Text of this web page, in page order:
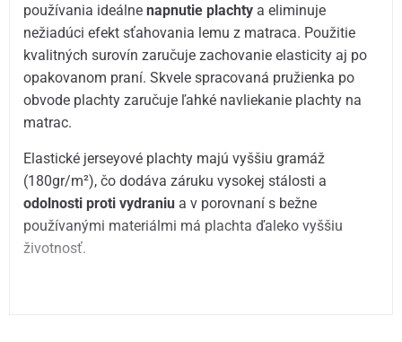
používania ideálnenapnutie plachty a eliminuje
nežiadúci efekt sťahovania lemu z matraca. Použitie
kvalitných surovín zaručuje zachovanie elasticity aj po
opakovanom praní. Skvele spracovaná pružienka po
obvode plachty zaručuje ľahké navliekanie plachty na
matrac.
Elastické jerseyové plachty majú vyššiu gramáž
(180gr/m²), čo dodáva záruku vysokej stálosti a
odolnosti proti vydraniu a v porovnaní s bežne
používanými materiálmi má plachta ďaleko vyššiu
životnosť.